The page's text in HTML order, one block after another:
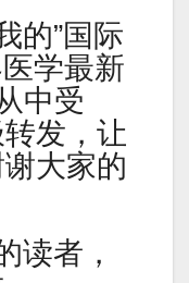
的”国际
学最新
中受
发，让
大家的
读者，